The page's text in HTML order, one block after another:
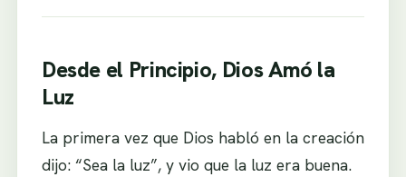
Desde el Principio, Dios Amó la
Luz
La primera vez que Dios habló en la creación
dijo: “Sea la luz”, y vio que la luz era buena.